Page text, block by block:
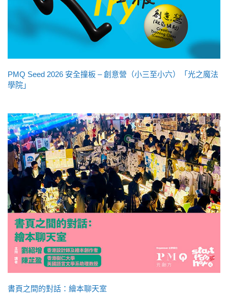
PMQ Seed 2026 安全撞板 – 創意營（小三至小六）「光之魔法
學院」
書頁之間的對話：繪本聊天室